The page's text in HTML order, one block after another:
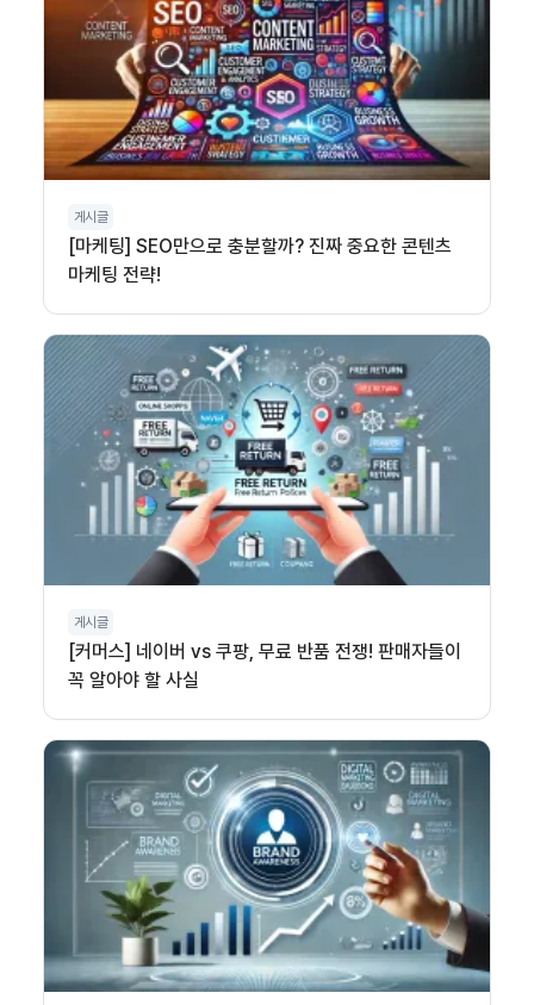
게시글
[마케팅] SEO만으로 충분할까? 진짜 중요한 콘텐츠
마케팅 전략!
게시글
[커머스] 네이버 vs 쿠팡, 무료 반품 전쟁! 판매자들이
꼭 알아야 할 사실